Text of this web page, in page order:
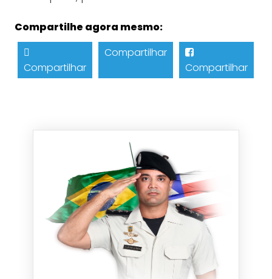
Compartilhe agora mesmo:
Compartilhar
Compartilhar
Compartilhar